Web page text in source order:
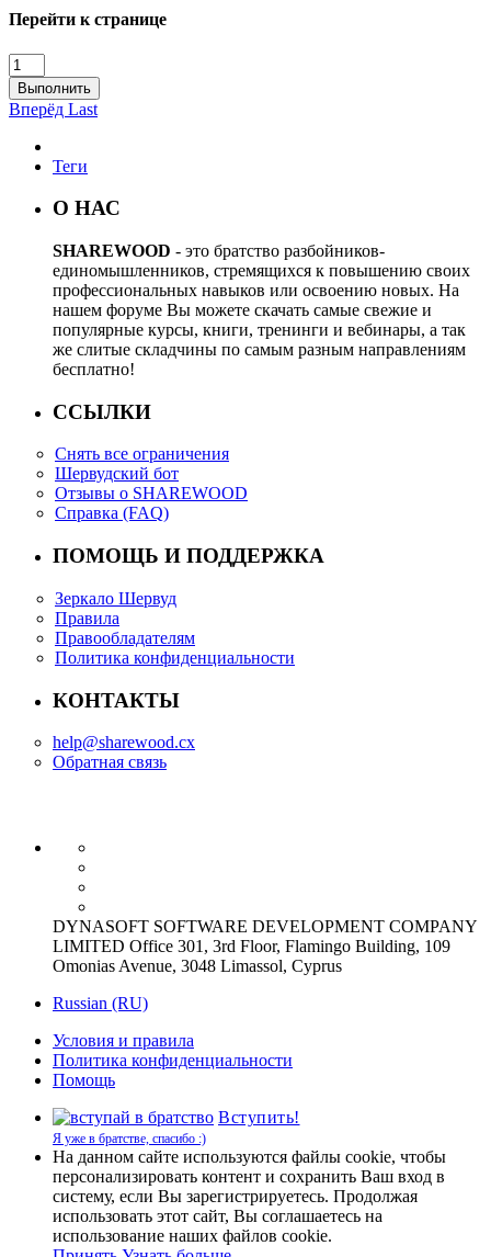
Перейти к странице
Выполнить
Вперёд Last
Теги
О НАС
SHAREWOOD - это братство разбойников-
единомышленников, стремящихся к повышению своих
профессиональных навыков или освоению новых. На
нашем форуме Вы можете скачать самые свежие и
популярные курсы, книги, тренинги и вебинары, а так
же слитые складчины по самым разным направлениям
бесплатно!
ССЫЛКИ
Снять все ограничения
Шервудский бот
Отзывы о SHAREWOOD
Справка (FAQ)
ПОМОЩЬ И ПОДДЕРЖКА
Зеркало Шервуд
Правила
Правообладателям
Политика конфиденциальности
КОНТАКТЫ
help@sharewood.cx
Обратная связь
DYNASOFT SOFTWARE DEVELOPMENT COMPANY
LIMITED Office 301, 3rd Floor, Flamingo Building, 109
Omonias Avenue, 3048 Limassol, Cyprus
Russian (RU)
Условия и правила
Политика конфиденциальности
Помощь
Вступить!
Я уже в братстве, спасибо :)
На данном сайте используются файлы cookie, чтобы
персонализировать контент и сохранить Ваш вход в
систему, если Вы зарегистрируетесь. Продолжая
использовать этот сайт, Вы соглашаетесь на
использование наших файлов cookie.